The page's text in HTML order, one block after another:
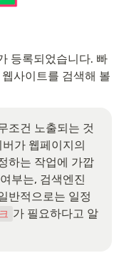
등록되었습니다. 빠
사이트를 검색해 볼
조건 노출되는 것
가 웹페이지의
하는 작업에 가깝
부는, 검색엔진
반적으로는 일정
가 필요하다고 알